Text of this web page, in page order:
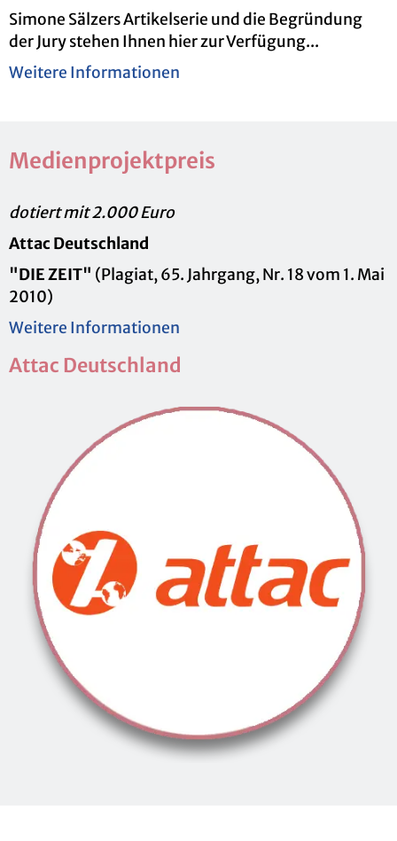
Si­mo­ne Säl­zers Ar­ti­kel­se­rie und die Be­grün­dung
der Jury ste­hen Ihnen hier zur Ver­fü­gung...
Wei­te­re In­for­ma­tio­nen
Me­di­en­pro­jekt­preis
do­tiert mit 2.000 Euro
Attac Deutsch­land
"DIE ZEIT" (Pla­gi­at, 65. Jahr­gang, Nr. 18 vom 1. Mai
2010)
Wei­te­re In­for­ma­tio­nen
Attac Deutsch­land